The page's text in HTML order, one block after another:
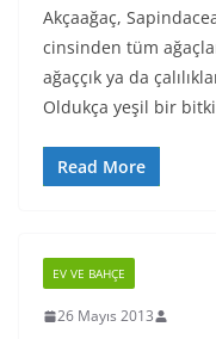
Akçaağaç,
cinsinden tüm
ağaççık ya da
Oldukça yeşil bir bitki
Read More
EV VE BAHÇE
26 Mayıs 2013